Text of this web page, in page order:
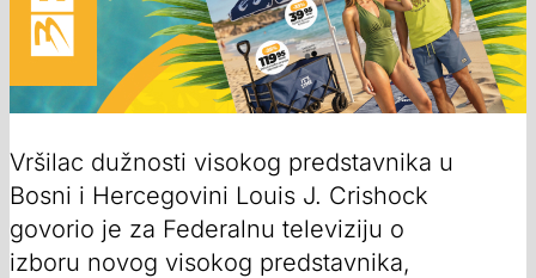
Vršilac dužnosti visokog predstavnika u
Bosni i Hercegovini Louis J. Crishock
govorio je za Federalnu televiziju o
izboru novog visokog predstavnika,